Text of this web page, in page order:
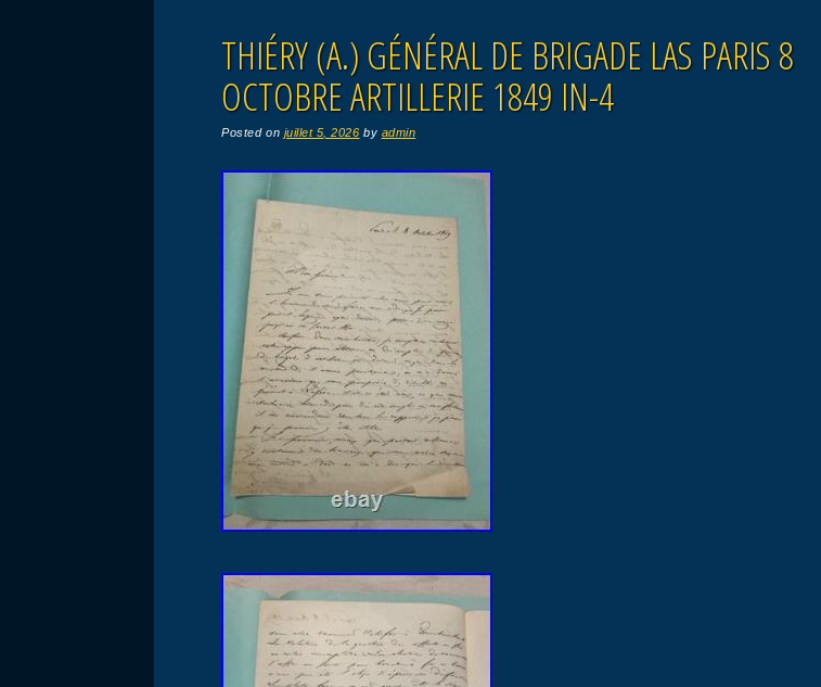
THIÉRY (A.) GÉNÉRAL DE BRIGADE LAS PARIS 8
OCTOBRE ARTILLERIE 1849 IN-4
Posted on juillet 5, 2026 by admin